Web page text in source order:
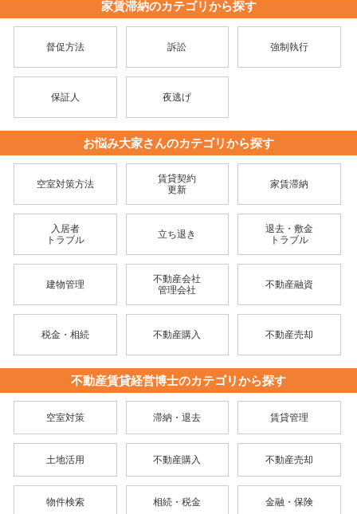
家賃滞納のカテゴリから探す
督促方法 訴訟 強制執行
保証人 夜逃げ
お悩み大家さんのカテゴリから探す
空室対策方法
賃貸契約
更新
家賃滞納
入居者
トラブル
立ち退き
退去・敷金
トラブル
建物管理
不動産会社
管理会社
不動産融資
税金・相続 不動産購入 不動産売却
不動産賃貸経営博士のカテゴリから探す
空室対策 滞納・退去 賃貸管理
土地活用 不動産購入 不動産売却
物件検索 相続・税金 金融・保険